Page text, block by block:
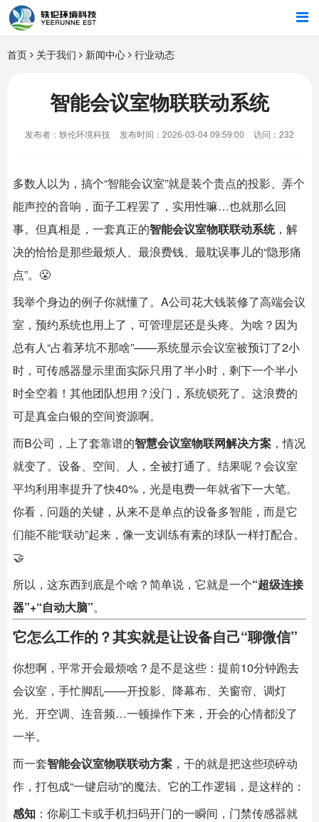
首页
行业解决方案
智能硬件
关于我们
首页 关于我们 新闻中心 行业动态
智能会议室物联联动系统
发布者：轶伦环境科技 发布时间：2026-03-04 09:59:00 访问：232
多数人以为，搞个“智能会议室”就是装个贵点的投影、弄个
能声控的音响，面子工程罢了，实用性嘛…也就那么回
事。但真相是，一套真正的智能会议室物联联动系统，解
决的恰恰是那些最烦人、最浪费钱、最耽误事儿的“隐形痛
点”。😤
我举个身边的例子你就懂了。A公司花大钱装修了高端会议
室，预约系统也用上了，可管理层还是头疼。为啥？因为
总有人“占着茅坑不那啥”——系统显示会议室被预订了2小
时，可传感器显示里面实际只用了半小时，剩下一个半小
时全空着！其他团队想用？没门，系统锁死了。这浪费的
可是真金白银的空间资源啊。
而B公司，上了套靠谱的智慧会议室物联网解决方案 ，情况
就变了。设备、空间、人，全被打通了。结果呢？会议室
平均利用率提升了快40%，光是电费一年就省下一大笔。
你看，问题的关键，从来不是单点的设备多智能，而是它
们能不能“联动”起来，像一支训练有素的球队一样打配合。
🤝
所以，这东西到底是个啥？简单说，它就是一个“超级连接
器”+“自动大脑”。
它怎么工作的？其实就是让设备自己“聊微信”
你想啊，平常开会最烦啥？是不是这些：提前10分钟跑去
会议室，手忙脚乱——开投影、降幕布、关窗帘、调灯
光、开空调、连音频…一顿操作下来，开会的心情都没了
一半。
而一套智能会议室物联联动方案 ，干的就是把这些琐碎动
作，打包成“一键启动”的魔法。它的工作逻辑，是这样的：
感知 ：你刷工卡或手机扫码开门的一瞬间，门禁传感器就